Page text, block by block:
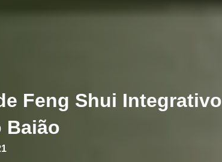
Feng Shui Integrativo
Baião